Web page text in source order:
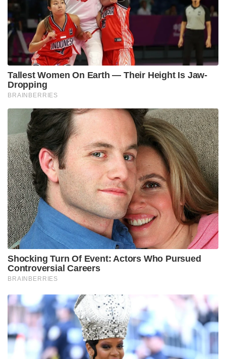
Tallest Women On Earth — Their Height Is Jaw-
Dropping
BRAINBERRIES
Shocking Turn Of Event: Actors Who Pursued
Controversial Careers
BRAINBERRIES